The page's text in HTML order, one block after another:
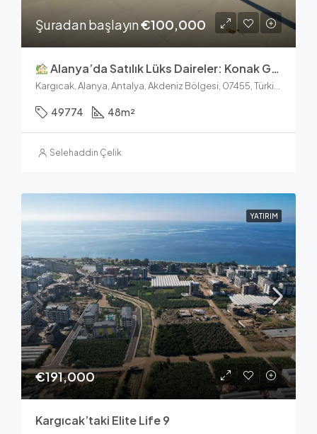
Şuradan başlayın€100,000
Alanya’da Satılık Lüks Daireler: Konak Garden Life 2
49774 48m²
Selehaddin Çelik
YATIRIM
€191,000
Kargıcak’taki Elite Life 9